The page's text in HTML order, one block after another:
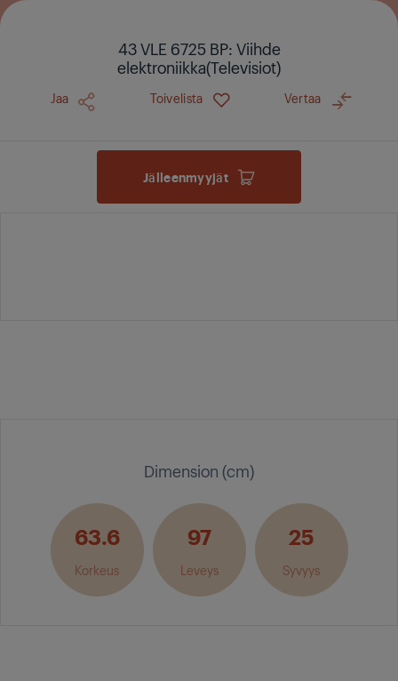
43 VLE 6725 BP: Viihde
elektroniikka(Televisiot)
Jaa Toivelista Vertaa
Jälleenmyyjät
Dimension (cm)
63.6
Korkeus
97
Leveys
25
Syvyys